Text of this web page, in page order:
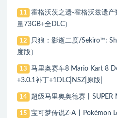
11
霍格沃茨之遗-霍格沃兹遗
量73GB+全DLC）
12
只狼：影逝二度/Sekiro™:
度版）
13
马里奥赛车8 Mario Kart 8
+3.0.1补丁+1DLC|NSZ|原版|
14 超级马里奥奥德赛丨SUPER
15 宝可梦传说Z-A丨Pokémon